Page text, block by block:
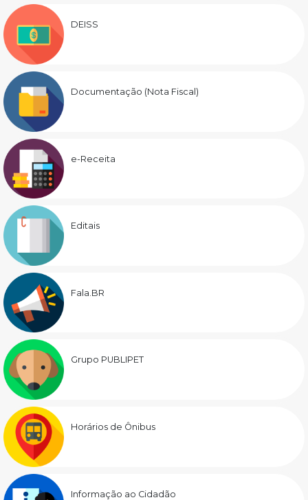
DEISS
Documentação (Nota Fiscal)
e-Receita
Editais
Fala.BR
Grupo PUBLIPET
Horários de Ônibus
Informação ao Cidadão